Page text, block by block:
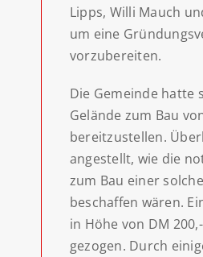
Lipps, Willi Mauch
um eine
vorzubereiten.
Die Gemeinde hatte
Gelände zum Bau
bereitzustellen.
angestellt, wie die
zum Bau einer
beschaffen wären.
in Höhe von DM
gezogen. Durch